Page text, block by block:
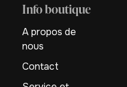
Info boutique
A propos de
nous
Contact